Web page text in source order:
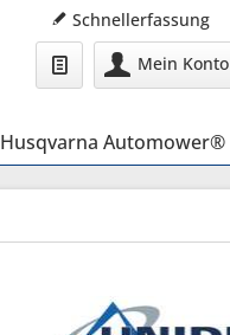
Schnellerfassung
Mein Konto
Husqvarna Automower®